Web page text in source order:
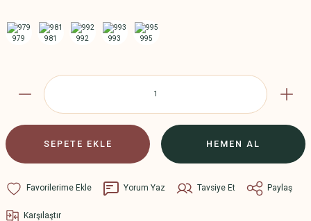
SEPETE EKLE HEMEN AL
Yorum Yaz Tavsiye Et Paylaş
Karşılaştır